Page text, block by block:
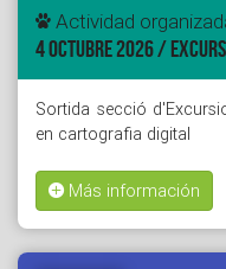
Actividad
4 OCTUBRE 2026 /
Sortida secció
en cartografia digital
Más información